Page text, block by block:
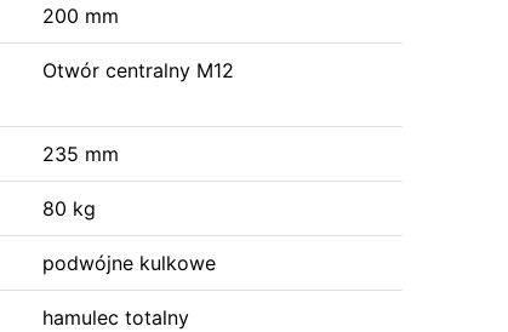
200 mm
Otwór centralny M12
235 mm
80 kg
podwójne kulkowe
hamulec totalny